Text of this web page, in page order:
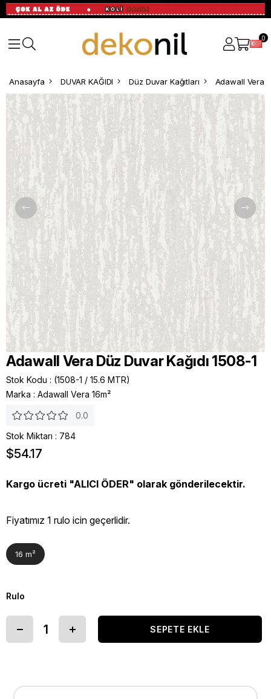
0
Anasayfa DUVAR KAĞIDI Düz Duvar Kağıtları Adawall Vera
Adawall Vera Düz Duvar Kağıdı 1508-1
Stok Kodu
(1508-1 / 15.6 MTR)
Marka : Adawall Vera 16m²
0.0
Stok Miktarı : 784
$54.17
Kargo ücreti "ALICI ÖDER" olarak gönderilecektir.
Fiyatımız 1 rulo icin geçerlidir.
16 m²
Rulo